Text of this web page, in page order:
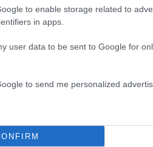
to enable storage related to
in apps.
user data to be sent to Google for
to send me personalized
τα χείλη- είναι το